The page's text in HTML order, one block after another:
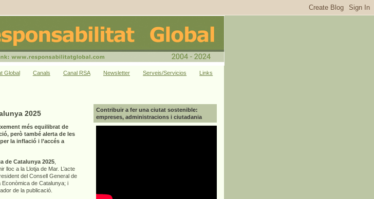
Global Canals Canal RSA Newsletter Serveis/Servicios Links
2025
més equilibrat de
però també alerta de les
la inflació i l’accés a
de Catalunya 2025
lloc a la Llotja de Mar. L’acte
del Consell General de
de Catalunya; i
de la publicació.
Contribuir a fer una ciutat sostenible:
empreses, administracions i ciutadania